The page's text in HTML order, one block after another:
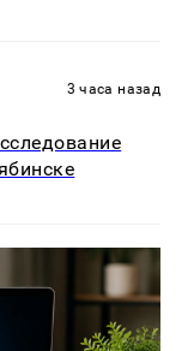
3 часа назад